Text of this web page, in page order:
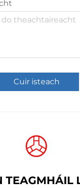
Cuir isteach
TEAGMHÁIL